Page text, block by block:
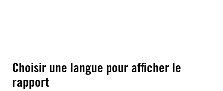
Choisir une langue pour afficher le
rapport